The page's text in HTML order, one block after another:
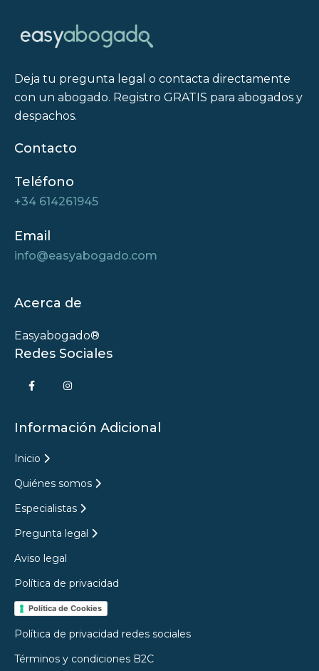
Deja tu pregunta legal o contacta directamente
con un abogado. Registro GRATIS para abogados y
despachos.
Contacto
Teléfono
+34 614261945
Email
info@easyabogado.com
Acerca de
Easyabogado®
Redes Sociales
Información Adicional
Inicio
Quiénes somos
Especialistas
Pregunta legal
Aviso legal
Política de privacidad
Política de Cookies
Política de privacidad redes sociales
Términos y condiciones B2C